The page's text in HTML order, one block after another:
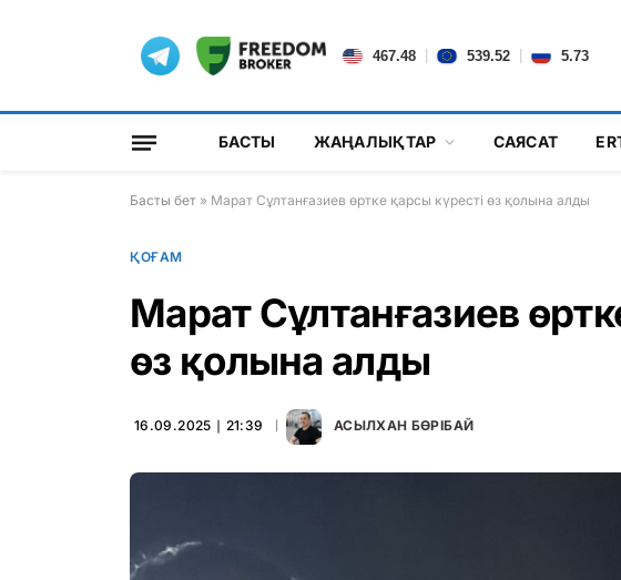
467.48 539.52 5.73
БАСТЫ ЖАҢАЛЫҚТАР САЯСАТ
Басты бет » Марат Сұлтанғазиев өртке қарсы күресті өз қолына алды
ҚОҒАМ
Марат Сұлтанғазиев
өз қолына алды
16.09.2025 ∣ 21:39 АСЫЛХАН БӨРІБАЙ